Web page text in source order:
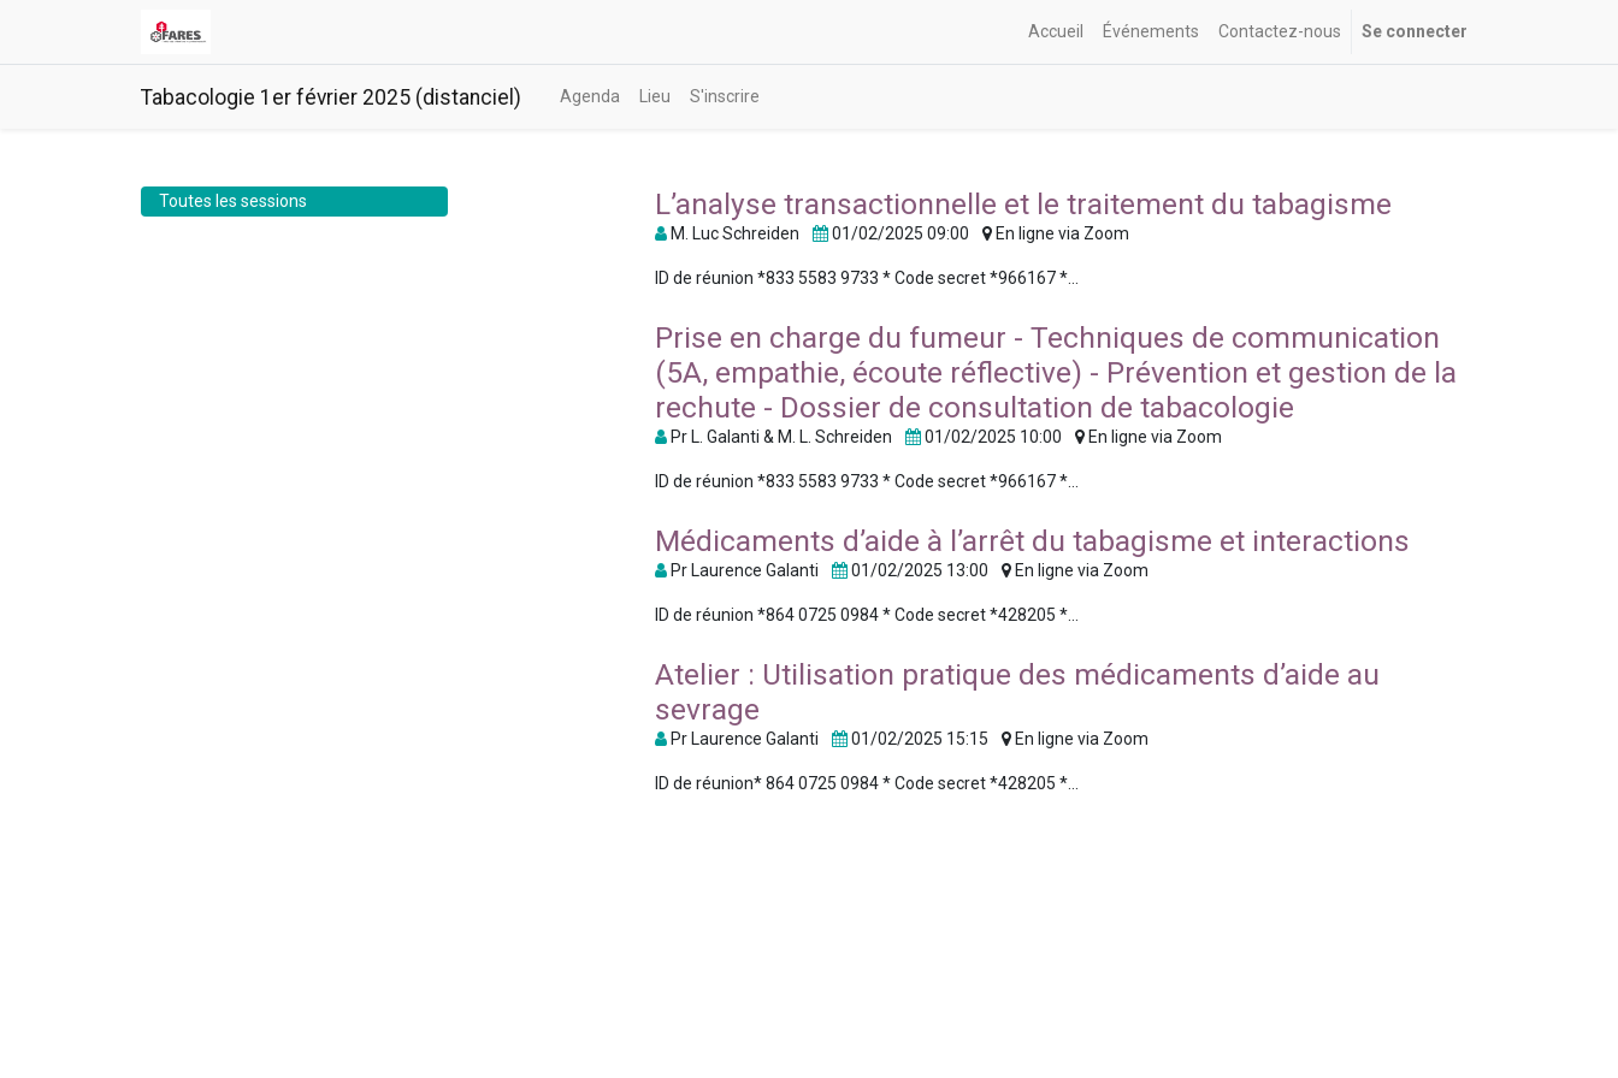
Accueil Événements Contactez-nous Se connecter
Tabacologie 1er février 2025 (distanciel) Agenda Lieu S'inscrire
Toutes les sessions L’analyse transactionnelle et le traitement du tabagisme
M. Luc Schreiden 01/02/2025 09:00 En ligne via Zoom
ID de réunion *833 5583 9733 * Code secret *966167 *...
Prise en charge du fumeur - Techniques de communication
(5A, empathie, écoute réflective) - Prévention et gestion de la
rechute - Dossier de consultation de tabacologie
Pr L. Galanti & M. L. Schreiden 01/02/2025 10:00 En ligne via Zoom
ID de réunion *833 5583 9733 * Code secret *966167 *...
Médicaments d’aide à l’arrêt du tabagisme et interactions
Pr Laurence Galanti 01/02/2025 13:00 En ligne via Zoom
ID de réunion *864 0725 0984 * Code secret *428205 *...
Atelier : Utilisation pratique des médicaments d’aide au
sevrage
Pr Laurence Galanti 01/02/2025 15:15 En ligne via Zoom
ID de réunion* 864 0725 0984 * Code secret *428205 *...